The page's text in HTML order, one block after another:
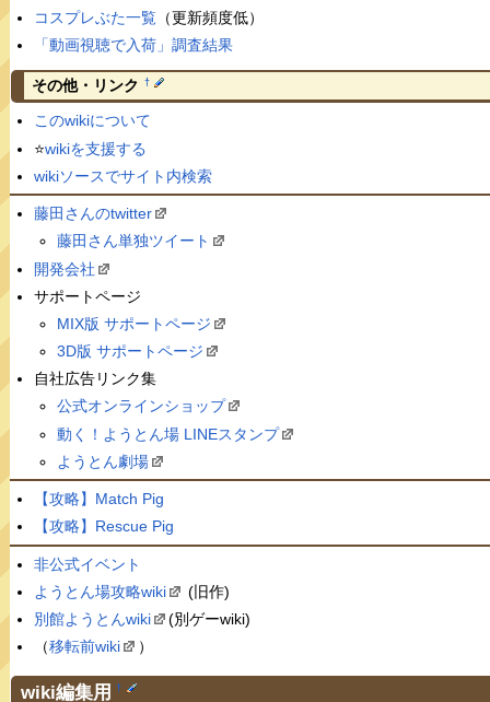
コスプレぶた一覧（更新頻度低）
「動画視聴で入荷」調査結果
その他・リンク †
このwikiについて
⭐️wikiを支援する
wikiソースでサイト内検索
藤田さんのtwitter
藤田さん単独ツイート
開発会社
サポートページ
MIX版 サポートページ
3D版 サポートページ
自社広告リンク集
公式オンラインショップ
動く！ようとん場 LINEスタンプ
ようとん劇場
【攻略】Match Pig
【攻略】Rescue Pig
非公式イベント
ようとん場攻略wiki
(旧作)
別館ようとんwiki
(別ゲーwiki)
（移転前wiki ）
wiki編集用 †